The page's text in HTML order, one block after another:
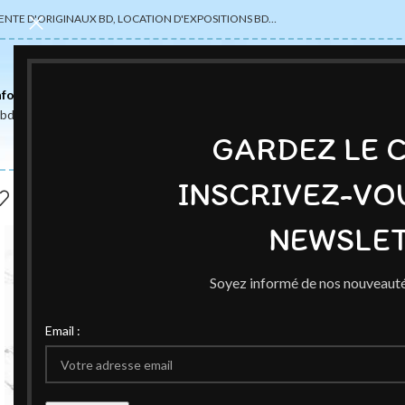
GARDEZ LE
INSCRIVEZ-
Soyez informé de nos
Email :
D'ORIGINAUX BD, LOCATION D'EXPOSITIONS BD…